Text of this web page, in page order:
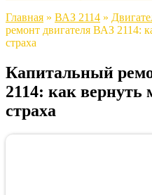
Главная » ВАЗ 2114 »
ремонт двигателя ВАЗ 2114:
страха
Капитальный
2114: как вернуть
страха